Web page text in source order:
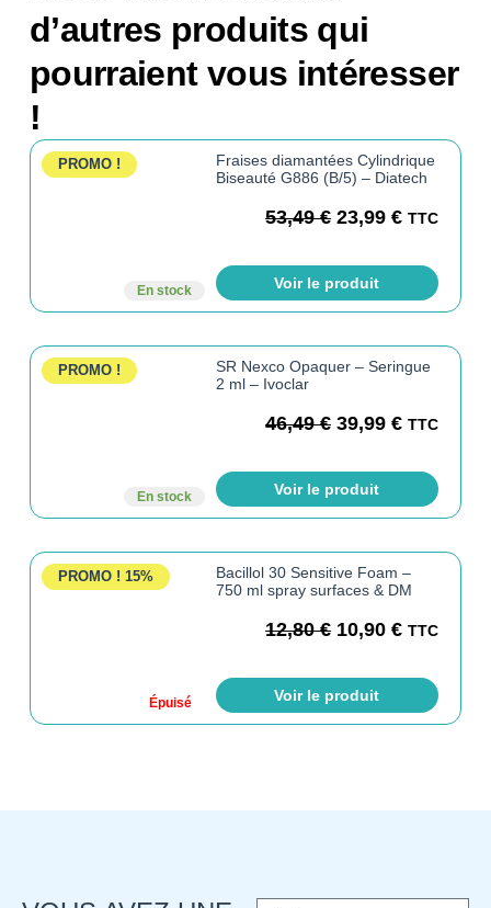
d’autres produits qui
pourraient vous intéresser
!
PROMO !
En stock
Fraises diamantées Cylindrique
Biseauté G886 (B/5) – Diatech
53,49€ 23,99€ TTC
Voir le produit
PROMO !
En stock
SR Nexco Opaquer – Seringue
2 ml – Ivoclar
46,49€ 39,99€ TTC
Voir le produit
PROMO ! 15%
Épuisé
Bacillol 30 Sensitive Foam –
750 ml spray surfaces & DM
12,80€ 10,90€ TTC
Voir le produit